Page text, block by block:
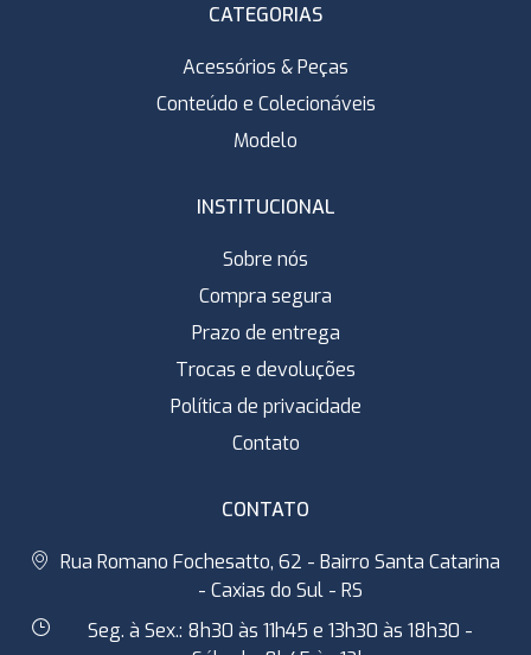
CATEGORIAS
Acessórios & Peças
Conteúdo e Colecionáveis
Modelo
INSTITUCIONAL
Sobre nós
Compra segura
Prazo de entrega
Trocas e devoluções
Política de privacidade
Contato
CONTATO
Rua Romano Fochesatto, 62 - Bairro Santa Catarina
- Caxias do Sul - RS
Seg. à Sex.: 8h30 às 11h45 e 13h30 às 18h30 -